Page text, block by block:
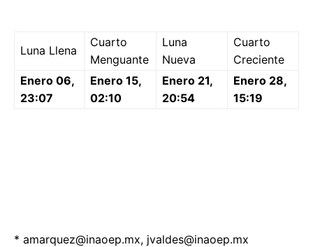
Luna Llena
Cuarto
Menguante
Luna
Nueva
Cuarto
Creciente
Enero 06,
23:07
Enero 15,
02:10
Enero 21,
20:54
Enero 28,
15:19
* amarquez@inaoep.mx, jvaldes@inaoep.mx